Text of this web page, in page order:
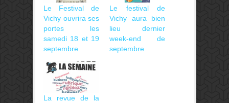
Le Festival de
Vichy ouvrira ses
portes les
samedi 18 et 19
septembre
Le festival de
Vichy aura bien
lieu dernier
week-end de
septembre
La revue de la